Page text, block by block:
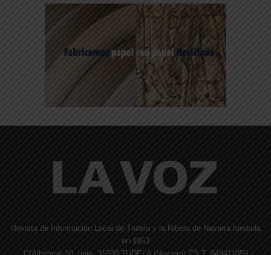
Revista de Información Local de Tudela y la Ribera de Navarra fundada
en 1953